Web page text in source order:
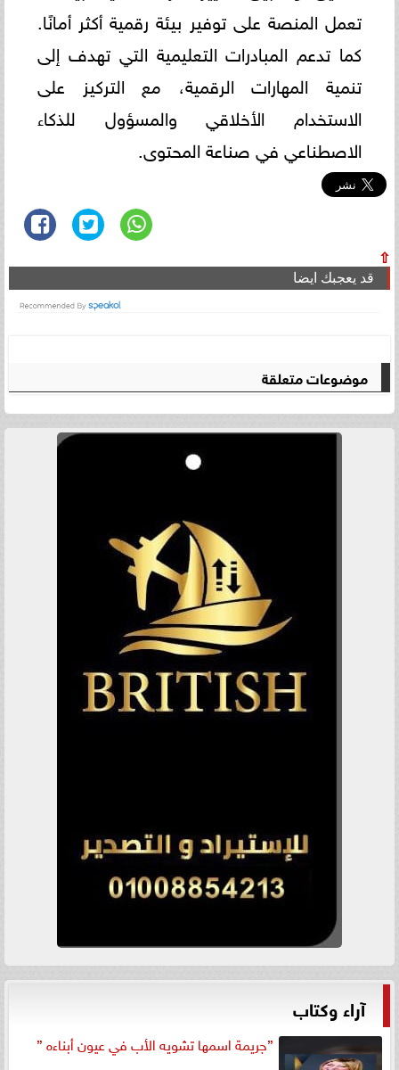
تعمل المنصة على توفير بيئة رقمية أكثر أمانًا.
كما تدعم المبادرات التعليمية التي تهدف إلى
تنمية المهارات الرقمية، مع التركيز على
الاستخدام الأخلاقي والمسؤول للذكاء
الاصطناعي في صناعة المحتوى.
⇧
قد يعجبك ايضا
موضوعات متعلقة
آراء وكتاب
”جريمة اسمها تشويه الأب في عيون أبناءه ”